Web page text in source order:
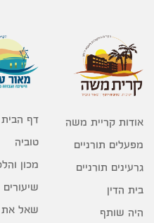
אודות קריית משה
מפעלים תורניים
גרעינים תורניים
בית הדין
היה שותף
דף
טוביה
מכון
שיעורים
שאל